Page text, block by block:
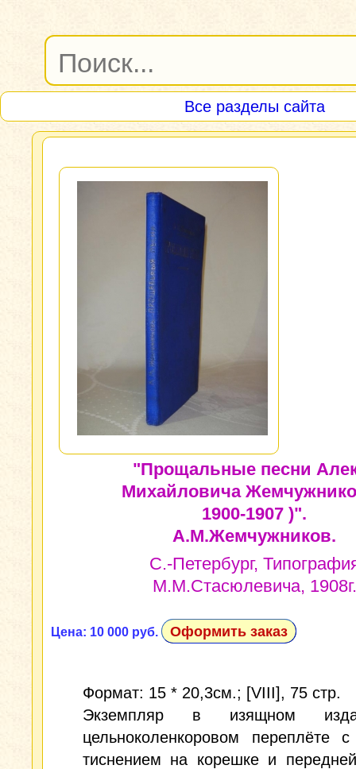
Все разделы сайта
"Прощальные песни
Михайловича
1900-1907 )".
А.М.Жемчужников.
С.-Петербург,
М.М.Стасюлевича, 1908г.
Цена: 10 000 руб. Оформить заказ
Формат: 15 * 20,3см.; [VIII], 75 стр.
Экземпляр в изящном
цельноколенкоровом переплёте
тиснением на корешке и